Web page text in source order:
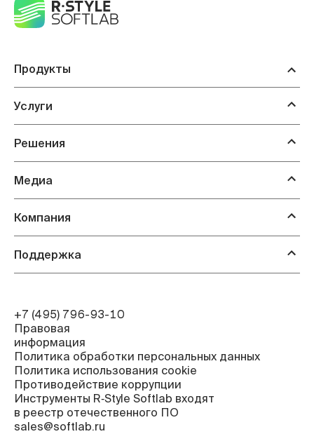
Продукты
Услуги
Решения
Медиа
Компания
Поддержка
sales@softlab.ru
+7 (495) 796-93-10
Правовая
информация
Политика обработки персональных данных
Политика использования cookie
Противодействие коррупции
Инструменты R‑Style Softlab входят
в реестр отечественного ПО